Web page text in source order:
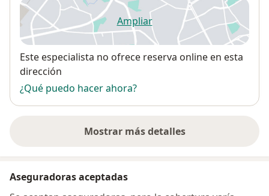
Ampliarse abre en una nueva
Disponibilidad
Este especialista no ofrece reserva online en esta
dirección
¿Qué puedo hacer ahora?
Mostrar más detalles
sobre la dirección
Aseguradoras aceptadas